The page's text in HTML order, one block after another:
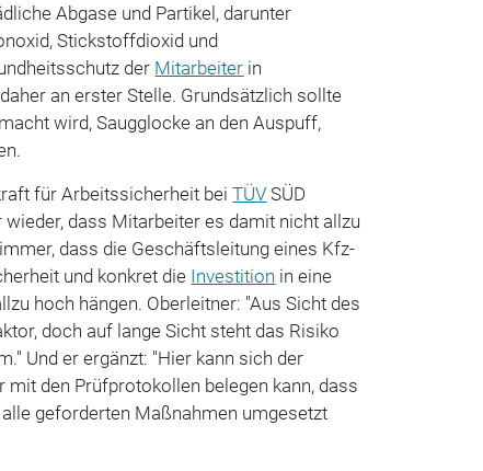
Abgase und Partikel, darunter
Stickstoffdioxid und
der Mitarbeiter in
an erster Stelle. Grundsätzlich sollte
wird, Saugglocke an den Auspuff,
für Arbeitssicherheit beiTÜV SÜD
dass Mitarbeiter es damit nicht allzu
dass die Geschäftsleitung eines Kfz-
und konkret die Investition in eine
hoch hängen. Oberleitner: "Aus Sicht des
doch auf lange Sicht steht das Risiko
Und er ergänzt: "Hier kann sich der
mit den Prüfprotokollen belegen kann, dass
geforderten Maßnahmen umgesetzt